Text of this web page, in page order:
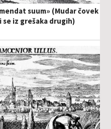
suum» (Mudar čovek
se iz grešaka drugih)